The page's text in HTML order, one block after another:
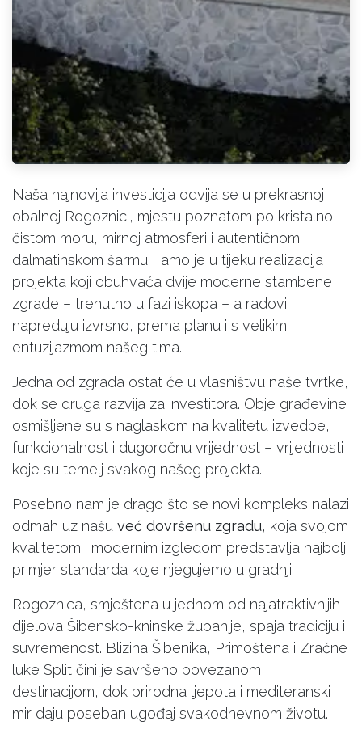
Naša najnovija investicija odvija se u prekrasnoj
obalnoj Rogoznici, mjestu poznatom po kristalno
čistom moru, mirnoj atmosferi i autentičnom
dalmatinskom šarmu. Tamo je u tijeku realizacija
projekta koji obuhvaća dvije moderne stambene
zgrade – trenutno u fazi iskopa – a radovi
napreduju izvrsno, prema planu i s velikim
entuzijazmom našeg tima.
Jedna od zgrada ostat će u vlasništvu naše tvrtke,
dok se druga razvija za investitora. Obje građevine
osmišljene su s naglaskom na kvalitetu izvedbe,
funkcionalnost i dugoročnu vrijednost – vrijednosti
koje su temelj svakog našeg projekta.
Posebno nam je drago što se novi kompleks nalazi
odmah uz našu već dovršenu zgradu, koja svojom
kvalitetom i modernim izgledom predstavlja najbolji
primjer standarda koje njegujemo u gradnji.
Rogoznica, smještena u jednom od najatraktivnijih
dijelova Šibensko-kninske županije, spaja tradiciju i
suvremenost. Blizina Šibenika, Primoštena i Zračne
luke Split čini je savršeno povezanom
destinacijom, dok prirodna ljepota i mediteranski
mir daju poseban ugođaj svakodnevnom životu.